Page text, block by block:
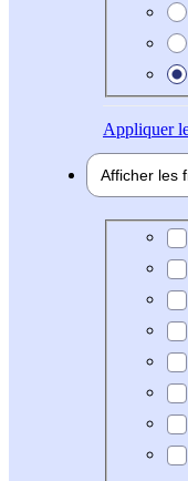
Appliquer
Afficher les
Type de